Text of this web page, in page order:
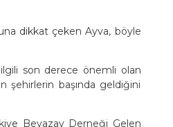
dikkat çeken Ayva, böyle
son derece önemli olan
şehirlerin başında geldiğini
Beyazay Derneği Gelen